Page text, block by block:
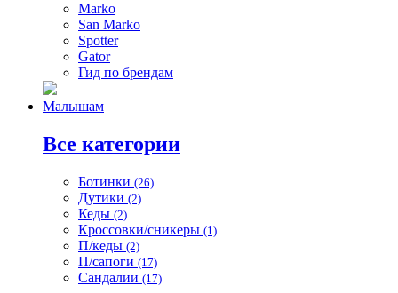
Marko
San Marko
Spotter
Gator
Гид по брендам
Малышам
Все категории
Ботинки (26)
Дутики (2)
Кеды (2)
Кроссовки/сникеры (1)
П/кеды (2)
П/сапоги (17)
Сандалии (17)